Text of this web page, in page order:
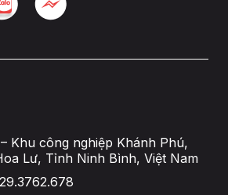
– Khu công nghiệp Khánh Phú,
Lư, Tỉnh Ninh Bình, Việt Nam